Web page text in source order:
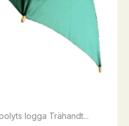
logga Trähandt...